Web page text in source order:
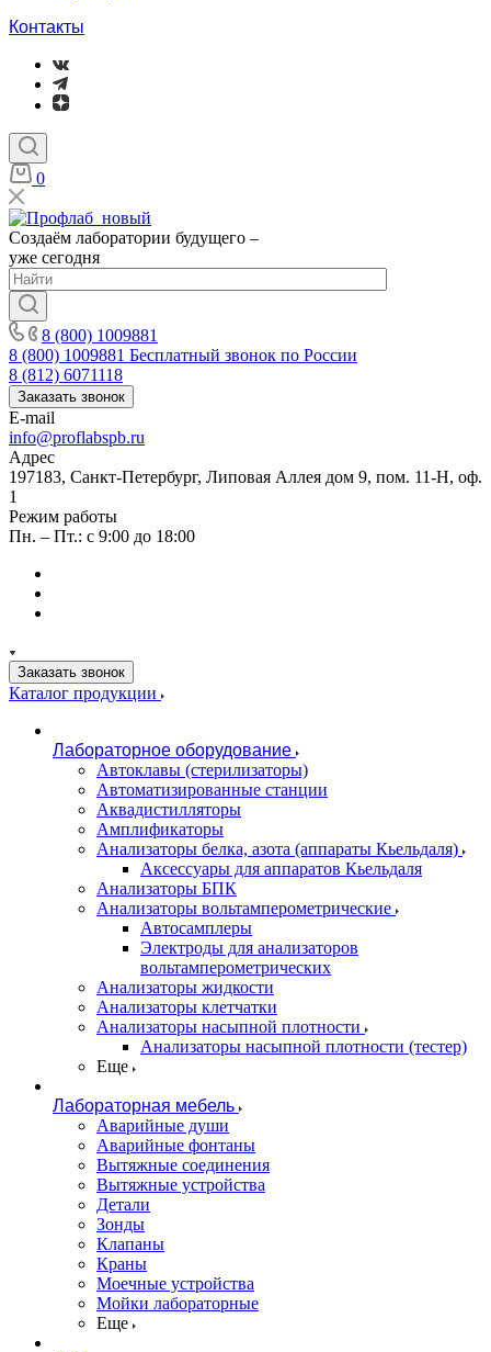
Контакты
0
Создаём лаборатории будущего –
уже сегодня
8 (800) 1009881
8 (800) 1009881 Бесплатный звонок по России
8 (812) 6071118
Заказать звонок
E-mail
info@proflabspb.ru
Адрес
197183, Санкт-Петербург, Липовая Аллея дом 9, пом. 11-Н, оф.
1
Режим работы
Пн. – Пт.: с 9:00 до 18:00
Заказать звонок
Каталог продукции
Лабораторное оборудование
Автоклавы (стерилизаторы)
Автоматизированные станции
Аквадистилляторы
Амплификаторы
Анализаторы белка, азота (аппараты Кьельдаля)
Аксессуары для аппаратов Кьельдаля
Анализаторы БПК
Анализаторы вольтамперометрические
Автосамплеры
Электроды для анализаторов
вольтамперометрических
Анализаторы жидкости
Анализаторы клетчатки
Анализаторы насыпной плотности
Анализаторы насыпной плотности (тестер)
Еще
Лабораторная мебель
Аварийные души
Аварийные фонтаны
Вытяжные соединения
Вытяжные устройства
Детали
Зонды
Клапаны
Краны
Моечные устройства
Мойки лабораторные
Еще